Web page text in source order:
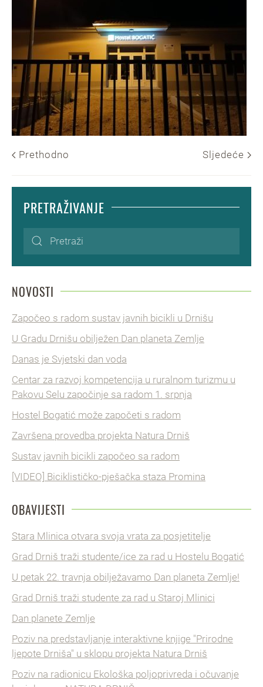
Prethodno Sljedeće
PRETRAŽIVANJE
NOVOSTI
Započeo s radom sustav javnih bicikli u Drnišu
U Gradu Drnišu obilježen Dan planeta Zemlje
Danas je Svjetski dan voda
Centar za razvoj kompetencija u ruralnom turizmu u
Pakovu Selu započinje sa radom 1. srpnja
Hostel Bogatić može započeti s radom
Završena provedba projekta Natura Drniš
Sustav javnih bicikli započeo sa radom
[VIDEO] Biciklističko-pješačka staza Promina
OBAVIJESTI
Stara Mlinica otvara svoja vrata za posjetitelje
Grad Drniš traži studente/ice za rad u Hostelu Bogatić
U petak 22. travnja obilježavamo Dan planeta Zemlje!
Grad Drniš traži studente za rad u Staroj Mlinici
Dan planete Zemlje
Poziv na predstavljanje interaktivne knjige "Prirodne
ljepote Drniša" u sklopu projekta Natura Drniš
Poziv na radionicu Ekološka poljoprivreda i očuvanje